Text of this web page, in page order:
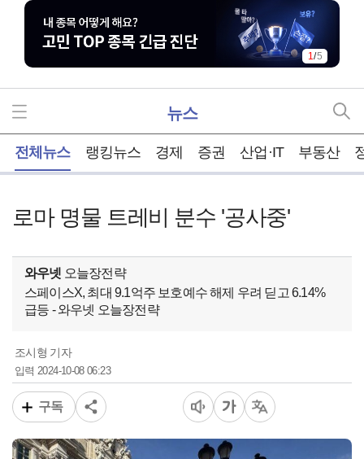
1/5
뉴스
전체뉴스 랭킹뉴스 경제 증권 산업·IT 부동산
로마 명물 트레비 분수 '공사중'
와우넷 오늘장전략
스페이스X, 최대 9.1억주 보호예수 해제 우려 딛고 6.14%
급등 - 와우넷 오늘장전략
조시형 기자
입력2024-10-08 06:23
구독